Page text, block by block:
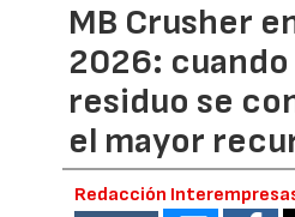
MB Crusher
2026: cuando
residuo se
el mayor
Redacción